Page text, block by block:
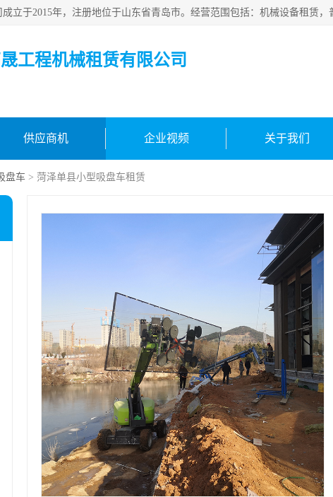
工程机械租赁有限公司
供应商机 企业视频 关于我们
盘车 > 菏泽单县小型吸盘车租赁